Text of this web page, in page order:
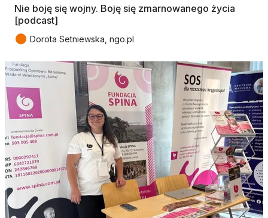
Nie boję się wojny. Boję się zmarnowanego życia
[podcast]
● Dorota Setniewska, ngo.pl